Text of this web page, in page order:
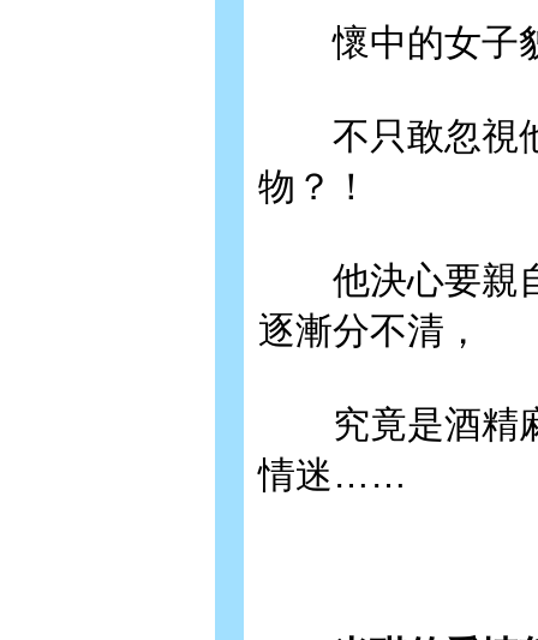
懷中的女子貌
不只敢忽視他
物？！
他決心要親自
逐漸分不清，
究竟是酒精麻
情迷……